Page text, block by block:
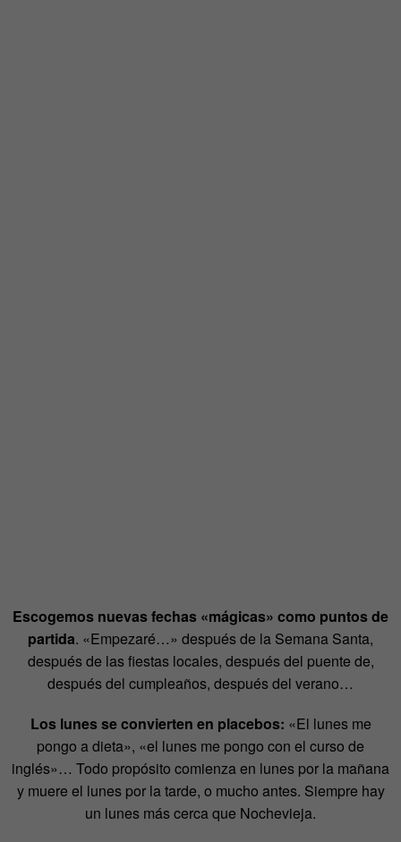
Escogemos nuevas fechas «mágicas» como puntos de
partida. «Empezaré…» después de la Semana Santa,
después de las fiestas locales, después del puente de,
después del cumpleaños, después del verano…
Los lunes se convierten en placebos: «El lunes me
pongo a dieta», «el lunes me pongo con el curso de
inglés»… Todo propósito comienza en lunes por la mañana
y muere el lunes por la tarde, o mucho antes. Siempre hay
un lunes más cerca que Nochevieja.